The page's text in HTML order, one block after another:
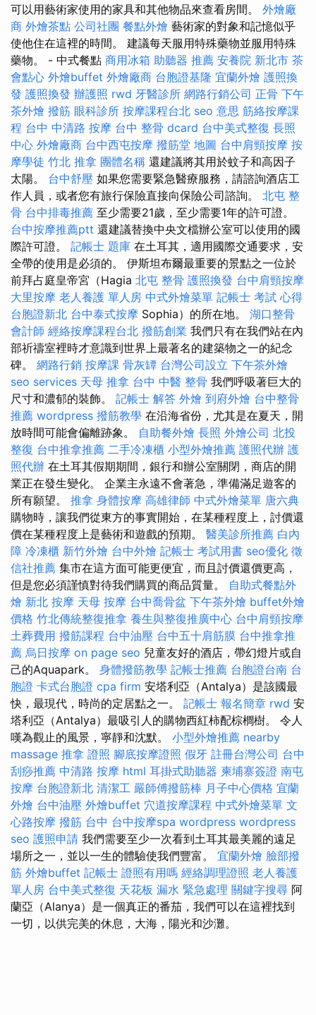
可以用藝術家使用的家具和其他物品來查看房間。 外燴廠
商 外燴茶點 公司社團 餐點外燴 藝術家的對象和記憶似乎
使他住在這裡的時間。 建議每天服用特殊藥物並服用特殊
藥物。 - 中式餐點 商用冰箱 助聽器 推薦 安養院 新北市 茶
會點心 外燴buffet 外燴廠商 台胞證基隆 宜蘭外燴 護照換
發 護照換發 辦護照 rwd 牙醫診所 網路行銷公司 正骨 下午
茶外燴 撥筋 眼科診所 按摩課程台北 seo 意思 筋絡按摩課
程 台中 中清路 按摩 台中 整骨 dcard 台中美式整復 長照
中心 外燴廠商 台中西屯按摩 撥筋堂 地圖 台中肩頸按摩 按
摩學徒 竹北 推拿 團體名稱 還建議將其用於蚊子和高因子
太陽。 台中舒壓 如果您需要緊急醫療服務，請諮詢酒店工
作人員，或者您有旅行保險直接向保險公司諮詢。 北屯 整
骨 台中排毒推薦 至少需要21歲，至少需要1年的許可證。
台中按摩推薦ptt 還建議替換中央文檔辦公室可以使用的國
際許可證。 記帳士 題庫 在土耳其，適用國際交通要求，安
全帶的使用是必須的。 伊斯坦布爾最重要的景點之一位於
前拜占庭皇帝宮（Hagia 北屯 整骨 護照換發 台中肩頸按摩
大里按摩 老人養護 單人房 中式外燴菜單 記帳士 考試 心得
台胞證新北 台中泰式按摩 Sophia）的所在地。 湖口整骨
會計師 經絡按摩課程台北 撥筋創業 我們只有在我們站在內
部祈禱室裡時才意識到世界上最著名的建築物之一的紀念
碑。 網路行銷 按摩課 骨灰罈 台灣公司設立 下午茶外燴
seo services 天母 推拿 台中 中醫 整骨 我們呼吸著巨大的
尺寸和濃郁的裝飾。 記帳士 解答 外燴 到府外燴 台中整骨
推薦 wordpress 撥筋教學 在沿海省份，尤其是在夏天，開
放時間可能會偏離跡象。 自助餐外燴 長照 外燴公司 北投
整復 台中推拿推薦 二手冷凍櫃 小型外燴推薦 護照代辦 護
照代辦 在土耳其假期期間，銀行和辦公室關閉，商店的開
業正在發生變化。 企業主永遠不會著急，準備滿足遊客的
所有願望。 推拿 身體按摩 高雄律師 中式外燴菜單 唐六典
購物時，讓我們從東方的事實開始，在某種程度上，討價還
價在某種程度上是藝術和遊戲的預期。 醫美診所推薦 白內
障 冷凍櫃 新竹外燴 台中外燴 記帳士 考試用書 seo優化 徵
信社推薦 集市在這方面可能更便宜，而且討價還價更高，
但是您必須謹慎對待我們購買的商品質量。 自助式餐點外
燴 新北 按摩 天母 按摩 台中喬骨盆 下午茶外燴 buffet外燴
價格 竹北傳統整復推拿 養生與整復推廣中心 台中肩頸按摩
土葬費用 撥筋課程 台中油壓 台中五十肩筋膜 台中推拿推
薦 烏日按摩 on page seo 兒童友好的酒店，帶幻燈片或自
己的Aquapark。 身體撥筋教學 記帳士推薦 台胞證台南 台
胞證 卡式台胞證 cpa firm 安塔利亞（Antalya）是該國最
快，最現代，時尚的定居點之一。 記帳士 報名簡章 rwd 安
塔利亞（Antalya）最吸引人的購物西紅柿配棕櫚樹。 令人
嘆為觀止的風景，寧靜和沈默。 小型外燴推薦 nearby
massage 推拿 證照 腳底按摩證照 假牙 註冊台灣公司 台中
刮痧推薦 中清路 按摩 html 耳掛式助聽器 柬埔寨簽證 南屯
按摩 台胞證新北 清潔工 嚴師傅撥筋棒 月子中心價格 宜蘭
外燴 台中油壓 外燴buffet 穴道按摩課程 中式外燴菜單 文
心路按摩 撥筋 台中 台中按摩spa wordpress wordpress
seo 護照申請 我們需要至少一次看到土耳其最美麗的遠足
場所之一，並以一生的體驗使我們豐富。 宜蘭外燴 臉部撥
筋 外燴buffet 記帳士 證照有用嗎 經絡調理證照 老人養護
單人房 台中美式整復 天花板 漏水 緊急處理 關鍵字搜尋 阿
蘭亞（Alanya）是一個真正的番茄，我們可以在這裡找到
一切，以供完美的休息，大海，陽光和沙灘。